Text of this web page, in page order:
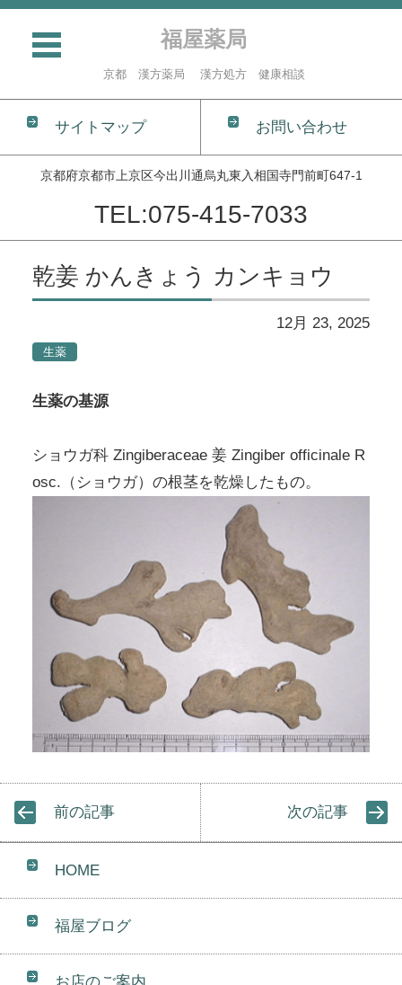
福屋薬局
京都 漢方薬局 漢方処方 健康相談
サイトマップ お問い合わせ
京都府京都市上京区今出川通烏丸東入相国寺門前町647-1
TEL:075-415-7033
乾姜 かんきょう カンキョウ
12月 23, 2025
生薬
生薬の基源
ショウガ科 Zingiberaceae 姜 Zingiber officinale R
osc.（ショウガ）の根茎を乾燥したもの。
前の記事 次の記事
HOME
福屋ブログ